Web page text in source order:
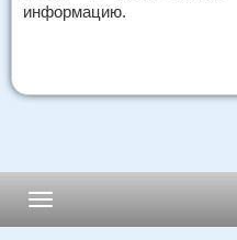
информацию.
Навигация